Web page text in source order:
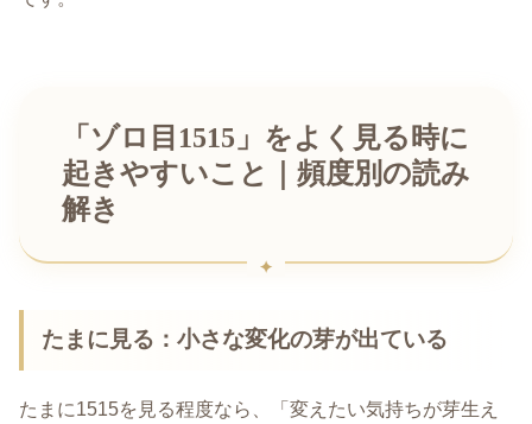
「ゾロ目1515」をよく見る時に
起きやすいこと｜頻度別の読み
解き
たまに見る：小さな変化の芽が出ている
たまに1515を見る程度なら、「変えたい気持ちが芽生え